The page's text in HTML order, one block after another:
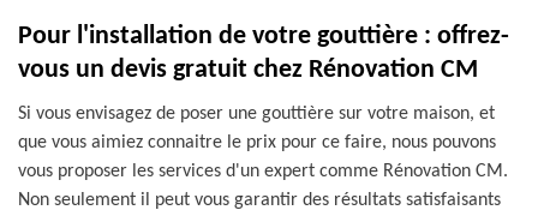
Pour l'installation de votre gouttière : offrez-
vous un devis gratuit chez Rénovation CM
Si vous envisagez de poser une gouttière sur votre maison, et
que vous aimiez connaitre le prix pour ce faire, nous pouvons
vous proposer les services d'un expert comme Rénovation CM.
Non seulement il peut vous garantir des résultats satisfaisants